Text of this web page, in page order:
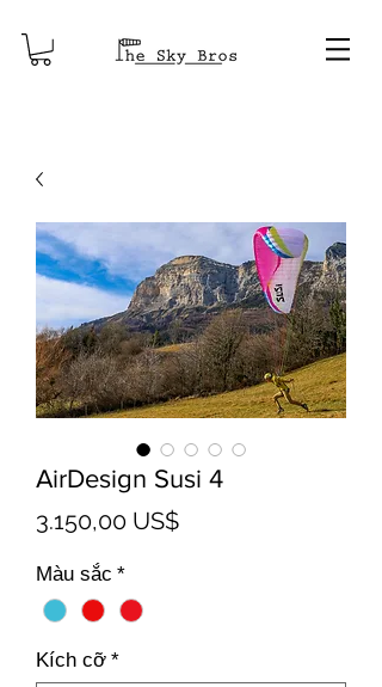
AirDesign Susi 4
3.150,00 US$Giá
Màu sắc *
Kích cỡ *